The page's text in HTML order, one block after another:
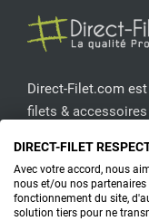
Direct-Filet.com
filets &
DIRECT-FILET
Avec votre accord, nous
nous et/ou nos partenaires
fonctionnement du site,
solution tiers pour ne